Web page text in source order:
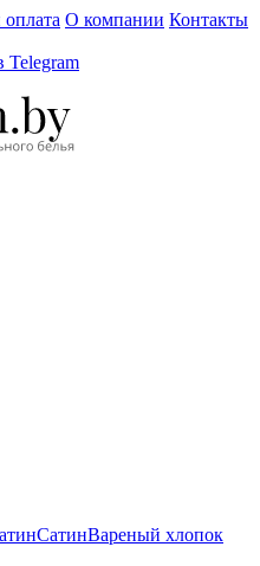
О компании Контакты
СатинВареный хлопок